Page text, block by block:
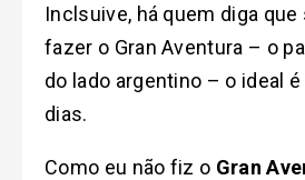
Inclsuive, há quem diga
fazer o Gran Aventura – o
do lado argentino – o ideal
dias.
Como eu não fiz o Gran